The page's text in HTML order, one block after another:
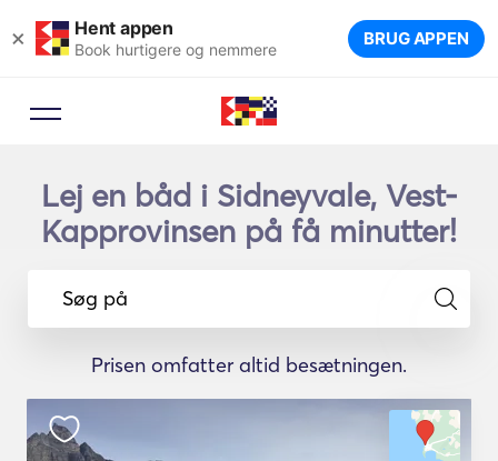
× Hent appen
Book hurtigere og nemmere BRUG APPEN
Lej en båd i Sidneyvale, Vest-
Kapprovinsen på få minutter!
Søg på
Prisen omfatter altid besætningen.